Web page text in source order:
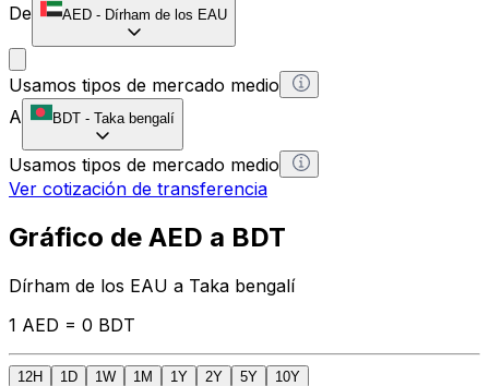
De
AED - Dírham de los EAU
Usamos tipos de mercado medio
A
BDT - Taka bengalí
Usamos tipos de mercado medio
Ver cotización de transferencia
Gráfico de AED a BDT
Dírham de los EAU a Taka bengalí
1 AED = 0 BDT
12H 1D 1W 1M 1Y 2Y 5Y 10Y